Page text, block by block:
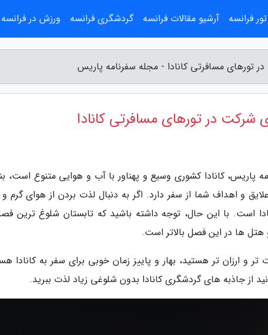
تورهای مسافرتی کانادا - مجله سفرنامه پاریس
شرکت در تورهای مسافرتی کانادا
پاریس، کانادا کشوری وسیع و پهناور با آب و هوایی متنوع است،
و اهداف شما از سفر دارد. اگر به دنبال لذت بردن از هوای گرم
است. با این حال، توجه داشته باشید که تابستان شلوغ ترین
هتل ها در این فصل بالاتر است.
تر و ارزان تر هستید، بهار و پاییز زمان خوبی برای سفر به
از جاذبه های گردشگری کانادا بدون شلوغی زیاد لذت ببرید.
تور فرانسه آرشیو مقالات فرانسه گردشگری فرانسه ورزش در فرانسه